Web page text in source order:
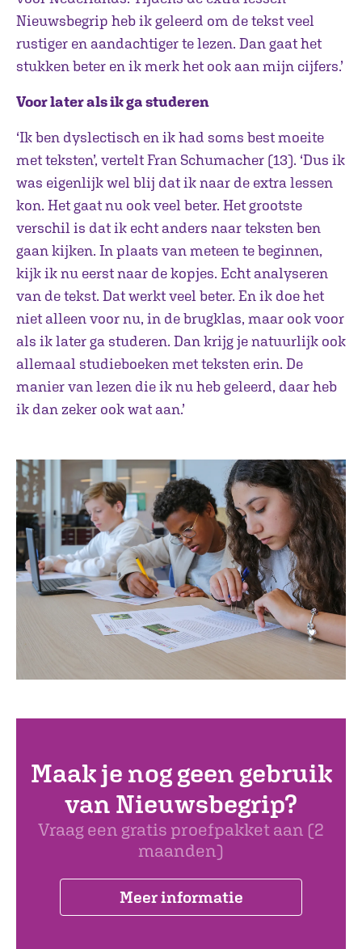
Nieuwsbegrip heb ik geleerd om de tekst veel
rustiger en aandachtiger te lezen. Dan gaat het
stukken beter en ik merk het ook aan mijn cijfers.’
Voor later als ik ga studeren
‘Ik ben dyslectisch en ik had soms best moeite
met teksten’, vertelt Fran Schumacher (13). ‘Dus ik
was eigenlijk wel blij dat ik naar de extra lessen
kon. Het gaat nu ook veel beter. Het grootste
verschil is dat ik echt anders naar teksten ben
gaan kijken. In plaats van meteen te beginnen,
kijk ik nu eerst naar de kopjes. Echt analyseren
van de tekst. Dat werkt veel beter. En ik doe het
niet alleen voor nu, in de brugklas, maar ook voor
als ik later ga studeren. Dan krijg je natuurlijk ook
allemaal studieboeken met teksten erin. De
manier van lezen die ik nu heb geleerd, daar heb
ik dan zeker ook wat aan.’
Maak je nog geen gebruik
van Nieuwsbegrip?
Vraag een gratis proefpakket aan (2
maanden)
Meer informatie